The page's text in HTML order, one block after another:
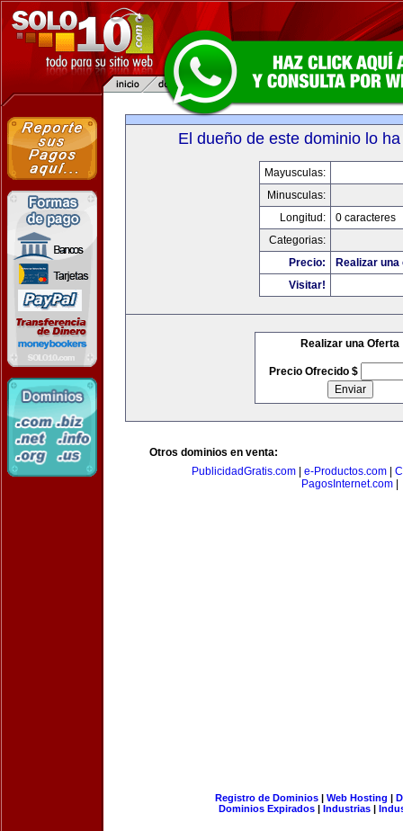
El dueño de este dominio lo
Mayusculas:
Minusculas:
Longitud:
0 caracteres
Categorias:
Precio:
Realizar
Visitar!
Realizar una Oferta
Precio Ofrecido $
Otros dominios en venta:
PublicidadGratis.com
e-Productos.com
PagosInternet.com
Registro de Dominios| Web Hosting |
Dominios Expirados | Industrias |